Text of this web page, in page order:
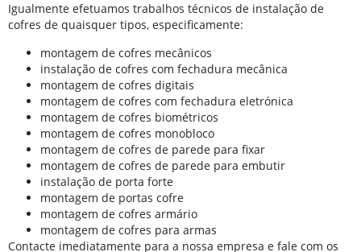
Igualmente efetuamos trabalhos técnicos de instalação de
cofres de quaisquer tipos, especificamente:
montagem de cofres mecânicos
instalação de cofres com fechadura mecânica
montagem de cofres digitais
montagem de cofres com fechadura eletrónica
montagem de cofres biométricos
montagem de cofres monobloco
montagem de cofres de parede para fixar
montagem de cofres de parede para embutir
instalação de porta forte
montagem de portas cofre
montagem de cofres armário
montagem de cofres para armas
Contacte imediatamente para a nossa empresa e fale com os